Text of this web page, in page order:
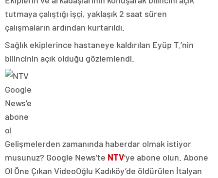
tutmaya çalıştığı işçi, yaklaşık 2 saat süren
çalışmaların ardından kurtarıldı.
Sağlık ekiplerince hastaneye kaldırılan Eyüp T.’nin
bilincinin açık olduğu gözlemlendi.
Gelişmelerden zamanında haberdar olmak istiyor
musunuz? Google News’te NTV‘ye abone olun. Abone
Ol Öne Çıkan VideoOğlu Kadıköy’de öldürülen İtalyan